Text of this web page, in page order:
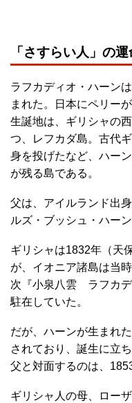
「さすらい人」の運
ラフカディオ・ハーン
まれた。日本にペリー
生誕地は、ギリシャの
つ、レフカダ島。古代
身を投げたなど、ハー
が残る島である。
父は、アイルランド出
ルズ・ブッシュ・ハー
ギリシャは1832年（天
が、イオニア諸島は当
次『小泉八雲 ラフカ
駐在していた。
だが、ハーンが生まれ
されており、誕生に立
父と対面するのは、
ギリシャ人の母、ロー